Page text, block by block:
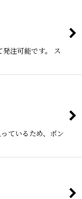
注可能です。 ス
ているため、ポン